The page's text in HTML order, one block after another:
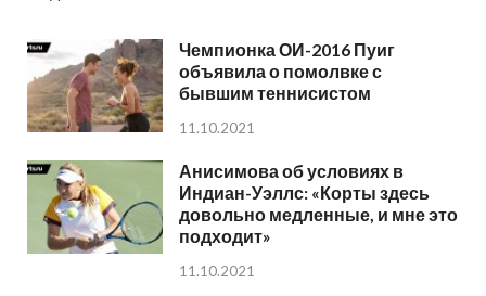
Чемпионка ОИ-2016 Пуиг
объявила о помолвке с
бывшим теннисистом
11.10.2021
Анисимова об условиях в
Индиан-Уэллс: «Корты здесь
довольно медленные, и мне это
подходит»
11.10.2021